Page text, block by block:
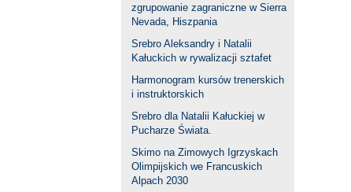
zgrupowanie zagraniczne w Sierra
Nevada, Hiszpania
Srebro Aleksandry i Natalii
Kałuckich w rywalizacji sztafet
Harmonogram kursów trenerskich
i instruktorskich
Srebro dla Natalii Kałuckiej w
Pucharze Świata.
Skimo na Zimowych Igrzyskach
Olimpijskich we Francuskich
Alpach 2030